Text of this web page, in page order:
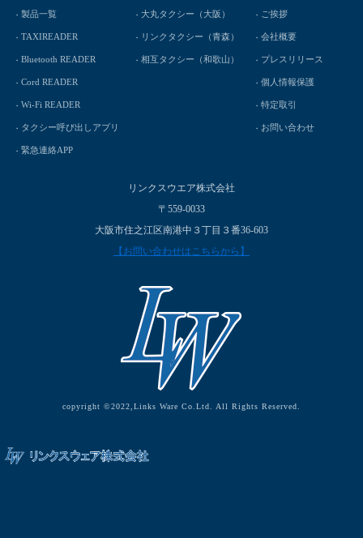
製品一覧
TAXIREADER
Bluetooth READER
Cord READER
Wi-Fi READER
タクシー呼び出しアプリ
緊急連絡APP
大丸タクシー（大阪）
リンクタクシー（青森）
相互タクシー（和歌山）
ご挨拶
会社概要
プレスリリース
個人情報保護
特定取引
お問い合わせ
リンクスウエア株式会社
〒559-0033
大阪市住之江区南港中３丁目３番36-603
【お問い合わせはこちらから】
copyright ©2022,Links Ware Co.Ltd. All Rights Reserved.